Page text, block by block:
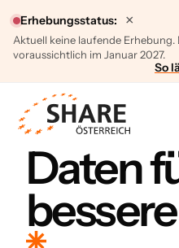
Erhebungsstatus:
Aktuell keine laufende
voraussichtlich im Januar 2027.
So
×
Daten